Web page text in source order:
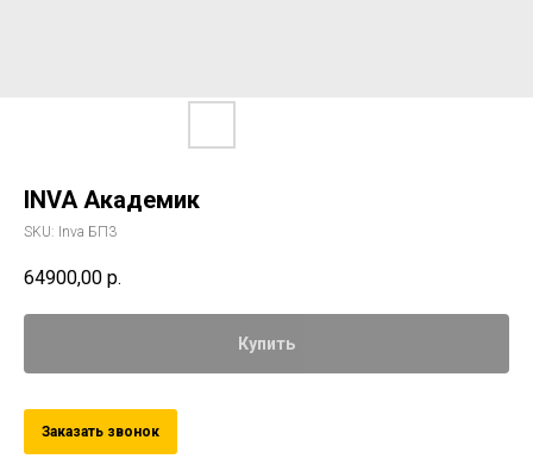
INVA Академик
SKU: Inva БП3
64900,00 р.
Купить
Заказать звонок